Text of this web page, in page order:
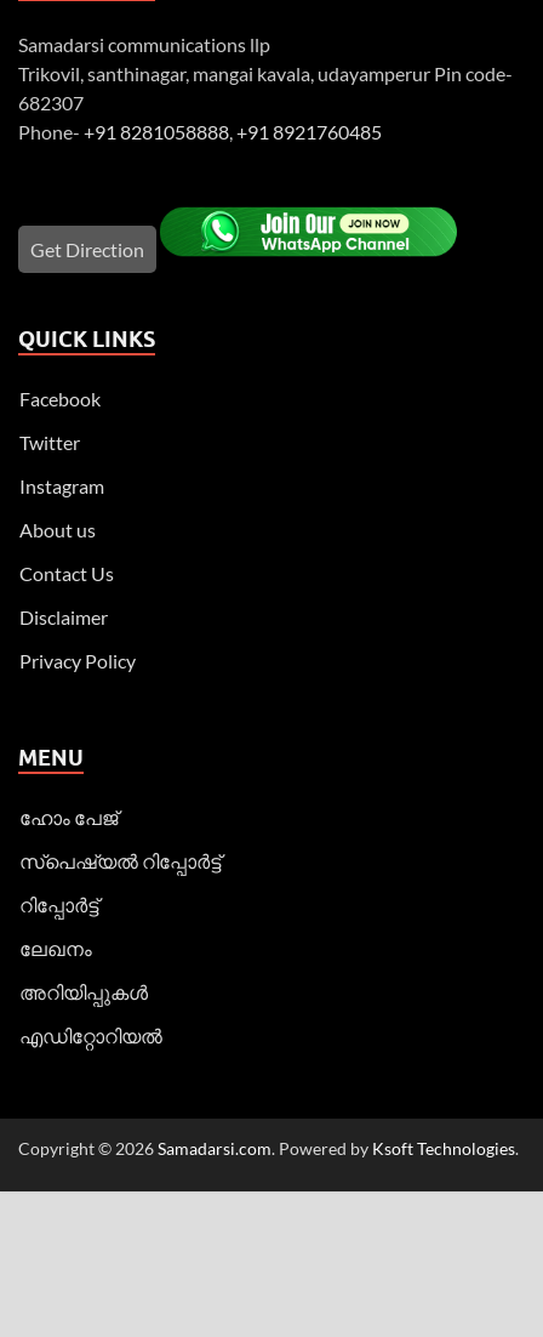
Samadarsi communications llp
Trikovil, santhinagar, mangai kavala, udayamperur Pin code-
682307
Phone- +91 8281058888,+91 8921760485
Get Direction
QUICK LINKS
Facebook
Twitter
Instagram
About us
Contact Us
Disclaimer
Privacy Policy
MENU
ഹോം പേജ്
സ്പെഷ്യൽ റിപ്പോര്‍ട്ട്
റിപ്പോര്‍ട്ട്
ലേഖനം
അറിയിപ്പുകള്‍
എഡിറ്റോറിയല്‍
Copyright © 2026Samadarsi.com. Powered by Ksoft Technologies.